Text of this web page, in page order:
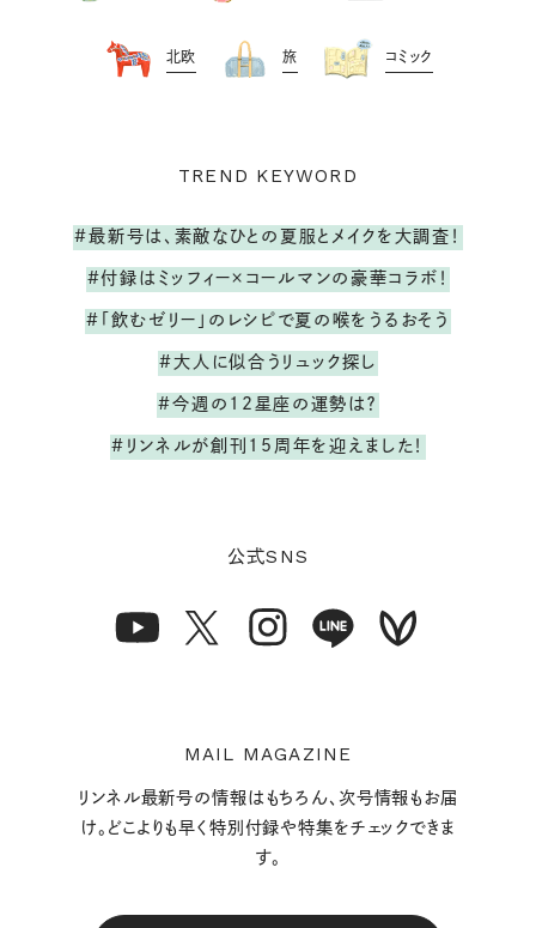
北欧 旅 コミック
TREND KEYWORD
#最新号は、素敵なひとの夏服とメイクを大調査！
#付録はミッフィー×コールマンの豪華コラボ！
#「飲むゼリー」のレシピで夏の喉をうるおそう
#大人に似合うリュック探し
#今週の12星座の運勢は？
#リンネルが創刊15周年を迎えました！
公式SNS
MAIL MAGAZINE
リンネル最新号の情報はもちろん、次号情報もお届
け。どこよりも早く特別付録や特集をチェックできま
す。